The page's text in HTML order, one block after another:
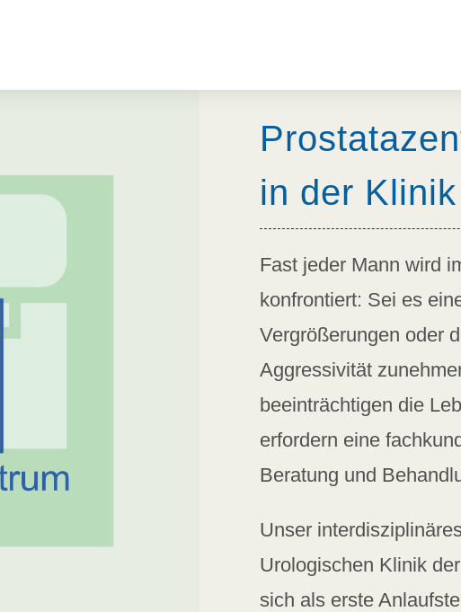
in der
Fast jeder Mann wird
konfrontiert: Sei es
Vergrößerungen oder
Aggressivität
beeinträchtigen die
erfordern eine
Beratung und
Unser
Urologischen Klinik
sich als erste